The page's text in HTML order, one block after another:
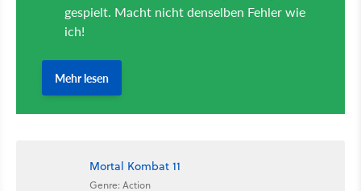
Mortal Kombat 11
Genre: Action